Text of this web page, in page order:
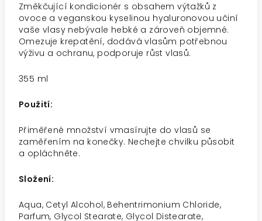
Změkčující kondicionér s obsahem výtažků z
ovoce a veganskou kyselinou hyaluronovou učiní
vaše vlasy nebývale hebké a zároveň objemné.
Omezuje krepatění, dodává vlasům potřebnou
výživu a ochranu, podporuje růst vlasů.
355 ml
Použití:
Přiměřené množství vmasírujte do vlasů se
zaměřením na konečky. Nechejte chvilku působit
a opláchněte.
Složení:
Aqua, Cetyl Alcohol, Behentrimonium Chloride,
Parfum, Glycol Stearate, Glycol Distearate,